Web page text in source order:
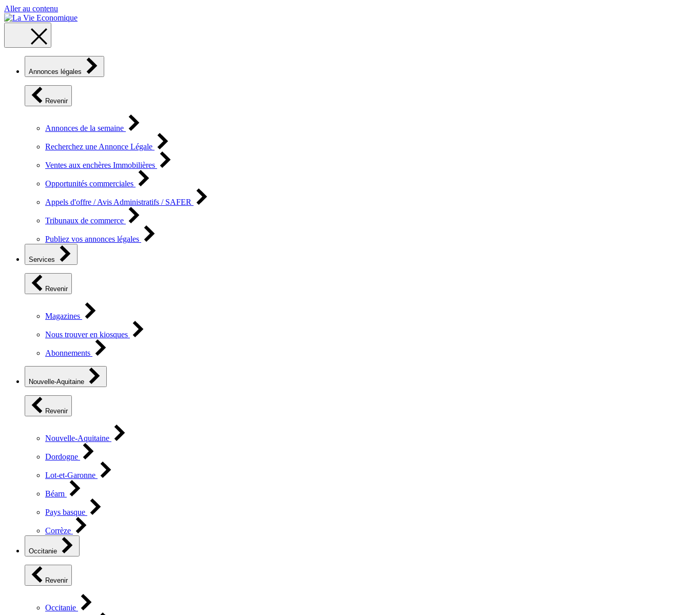
Aller au contenu
Annonces légales
Revenir
Annonces de la semaine
Recherchez une Annonce Légale
Ventes aux enchères Immobilières
Opportunités commerciales
Appels d'offre / Avis Administratifs / SAFER
Tribunaux de commerce
Publiez vos annonces légales
Services
Revenir
Magazines
Nous trouver en kiosques
Abonnements
Nouvelle-Aquitaine
Revenir
Nouvelle-Aquitaine
Dordogne
Lot-et-Garonne
Béarn
Pays basque
Corrèze
Occitanie
Revenir
Occitanie